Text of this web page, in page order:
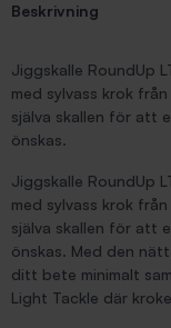
Beskrivning
Jiggskalle RoundUp
med sylvass krok
själva skallen för att
önskas.
Jiggskalle RoundUp
med sylvass krok
själva skallen för att
önskas. Med den
ditt bete minimalt
Light Tackle där